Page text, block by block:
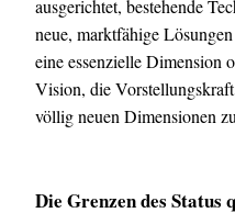
ausgerichtet, bestehende
neue, marktfähige
eine essenzielle Dimension
Vision, die
völlig neuen Dimensionen
Die Grenzen des Status